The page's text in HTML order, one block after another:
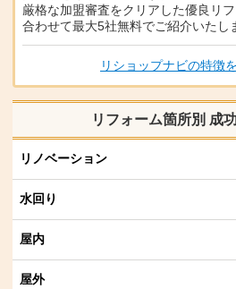
厳格な加盟審査をクリアした優良リ
合わせて最大5社無料でご紹介いたし
リショップナビの特徴
リフォーム箇所別 成
リノベーション
水回り
屋内
屋外